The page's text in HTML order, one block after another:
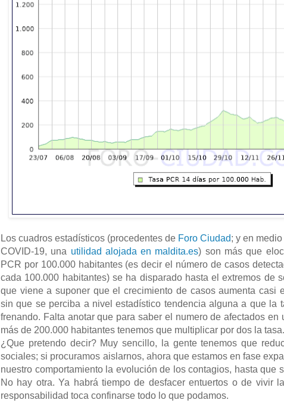
Los cuadros estadísticos (procedentes de Foro Ciudad; y en
COVID-19, una utilidad alojada en maldita.es) son más que
PCR por 100.000 habitantes (es decir el número de casos
cada 100.000 habitantes) se ha disparado hasta el extremos de
que viene a suponer que el crecimiento de casos aumenta casi
sin que se perciba a nivel estadístico tendencia alguna a que la
frenando. Falta anotar que para saber el numero de afectados en
más de 200.000 habitantes tenemos que multiplicar por dos la tasa.
¿Que pretendo decir? Muy sencillo, la gente tenemos que
sociales; si procuramos aislarnos, ahora que estamos en fase
nuestro comportamiento la evolución de los contagios, hasta que
No hay otra. Ya habrá tiempo de desfacer entuertos o de vivir
responsabilidad toca confinarse todo lo que podamos.